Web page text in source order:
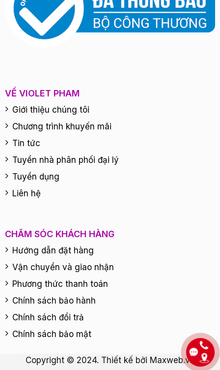
VỀ VIOLET PHAM
Giới thiệu chúng tôi
Chương trình khuyến mãi
Tin tức
Tuyển nhà phân phối đại lý
Tuyển dụng
Liên hệ
CHĂM SÓC KHÁCH HÀNG
Hướng dẫn đặt hàng
Vận chuyển và giao nhận
Phương thức thanh toán
Chính sách bảo hành
Chính sách đổi trả
Chính sách bảo mật
Copyright © 2024. Thiết kế bởi Maxweb.vn